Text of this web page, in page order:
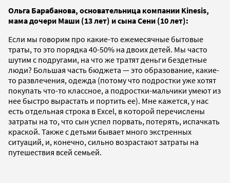
Ольга Барабанова, основательница компании Kinesis,
мама дочери Маши (13 лет) и сына Сени (10 лет):
Если мы говорим про какие-то ежемесячные бытовые
траты, то это порядка 40-50% на двоих детей. Мы часто
шутим с подругами, на что же тратят деньги бездетные
люди? Большая часть бюджета — это образование, какие-
то развлечения, одежда (потому что подростки уже хотят
покупать что-то классное, а подростки-мальчики умеют из
нее быстро вырастать и портить ее). Мне кажется, у нас
есть отдельная строка в Excel, в которой перечислены
затраты на то, что сын успел порвать, потерять, испачкать
краской. Также с детьми бывает много экстренных
ситуаций, и, конечно, сильно возрастают затраты на
путешествия всей семьей.